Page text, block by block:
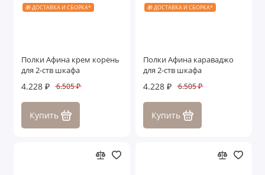
🎁 ДОСТАВКА И СБОРКА*
Полки Афина крем корень
для 2-ств шкафа
4.228 ₽ 6.505 ₽
Купить
🎁 ДОСТАВКА И СБОРКА*
Полки Афина караваджо
для 2-ств шкафа
4.228 ₽ 6.505 ₽
Купить